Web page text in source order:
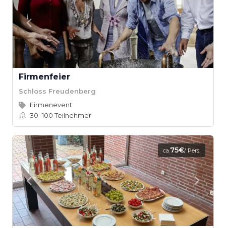
Firmenfeier
Schloss Freudenberg
Firmenevent
30–100Teilnehmer
ca.75€/ Pers.